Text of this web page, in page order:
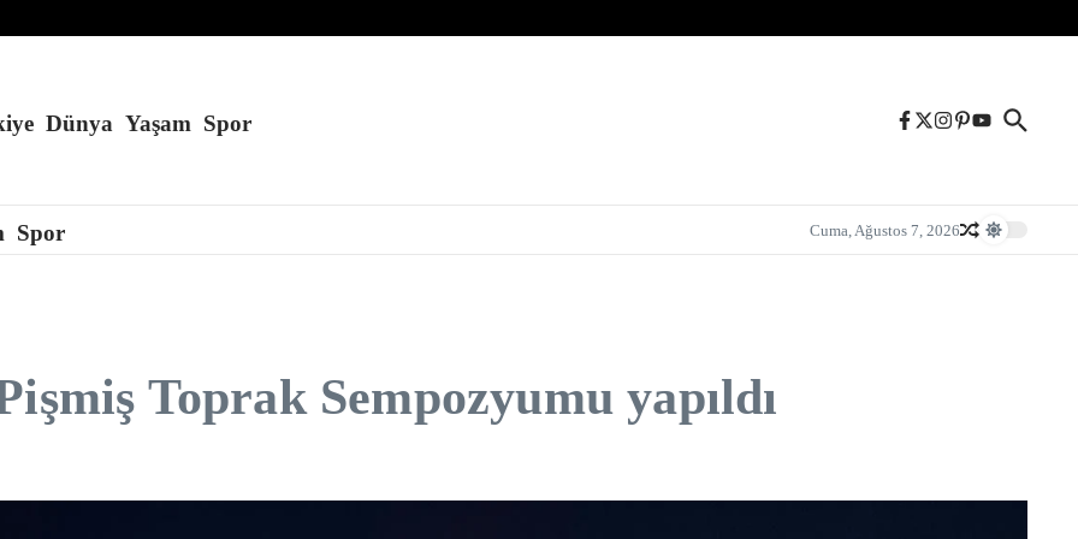
İran’ı cesaretlendirebilir
Dünya Yaşam Spor
Spor Cuma, Ağustos 7, 2026
Toprak Sempozyumu yapıldı